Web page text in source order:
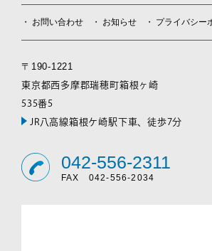
お問い合わせ お知らせ プライバシー
〒190-1221
東京都西多摩郡瑞穂町箱根ヶ崎
535番5
JR八高線箱根ケ崎駅下車、徒歩7分
042-556-2311
FAX 042-556-2034